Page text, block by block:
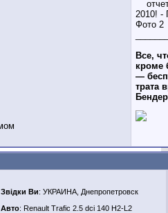
Все,
кроме
—
трата
Звідки Ви: УКРАИНА, Днепропетровск
Авто: Renault Trafic 2.5 dci 140 H2-L2